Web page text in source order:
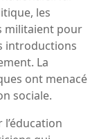
les
militaient pour
introductions
La
ont menacé
sociale.